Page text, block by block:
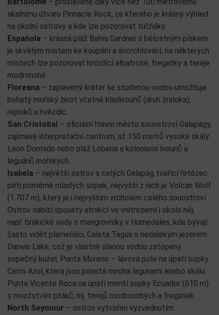
skalnímu útvaru Pinnacle Rock, ze kterého je krásný výhled
na okolní ostrovy a kde lze pozorovat tučňáky.
Espaňola – krásná pláž Bahía Gardner s bělostným pískem
je skvělým místem ke koupání a šnorchlování, na některých
místech lze pozorovat hnízdící albatrose, fregatky a tereje
modronohé.
Floreana – zaplavený kráter se studenou vodou umožňuje
bohatý mořský život včetně kladivounů (druh žraloka),
rejnoků a hvězdic.
San Cristobal – oficiální hlavní město souostroví Galapágy,
zajímavé interpretační centrum, až 150 metrů vysoké skály
Leon Dormido nebo pláž Loberia s koloniemi lvounů a
leguánů mořských.
Isabela – největší ostrov s celých Galapág tvořící řetězec
pěti poměrně mladých sopek, nejvyšší z nich je Volcán Wolf
(1.707 m), který je i nejvyšším vrcholem celého souostroví.
Ostrov nabízí spousty atrakcí ve vnitrozemí i okolo něj,
např. brakické vody s mangrovníky v Humedales, kde bývají
často vidět plameňáci, Caleta Tagus s nedalekým jezerem
Darwin Lake, což je vlastně slanou vodou zatopený
sopečný kužel, Punta Moreno – lávová pole na úpatí sopky
Cerro Azul, která jsou posetá mnoha lagunami anebo skálu
Punta Vicente Roca na úpatí menší sopky Ecuador (610 m)
s množstvím ptáků, mj. terejů modronohých a fregatek.
North Seymour – ostrov vytvořen vyzvednutím